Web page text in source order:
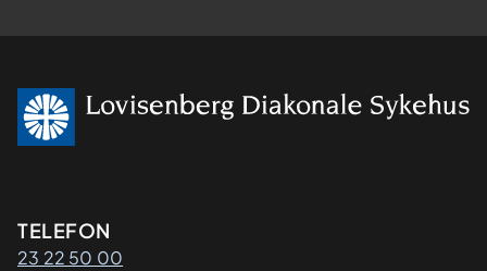
Kontaktinformasjon
TELEFON
23 22 50 00